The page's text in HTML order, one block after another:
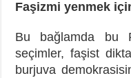
Faşizmi yenmek
Bu bağlamda bu
seçimler, faşist
burjuva